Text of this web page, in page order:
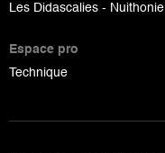
Les Didascalies - Nuithonie
Espace pro
Technique